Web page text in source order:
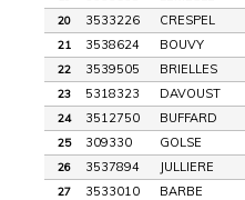
20 3533226 CRESPEL
21 3538624 BOUVY
22 3539505 BRIELLES
23 5318323 DAVOUST
24 3512750 BUFFARD
25 309330 GOLSE
26 3537894 JULLIERE
27 3533010 BARBE